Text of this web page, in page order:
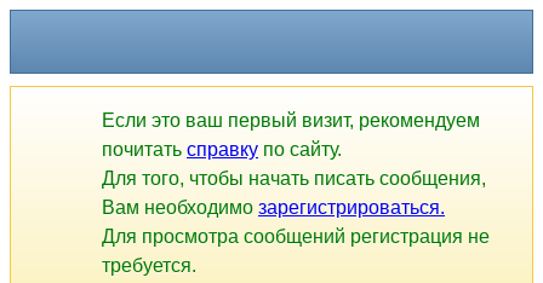
Если это ваш первый визит, рекомендуем
почитать справку по сайту.
Для того, чтобы начать писать сообщения,
Вам необходимо зарегистрироваться.
Для просмотра сообщений регистрация не
требуется.